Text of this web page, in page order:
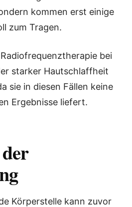
kommen erst einige
zum Tragen.
bei
starker Hautschlaffheit
sie in diesen Fällen keine
Ergebnisse liefert.
Körperstelle kann zuvor